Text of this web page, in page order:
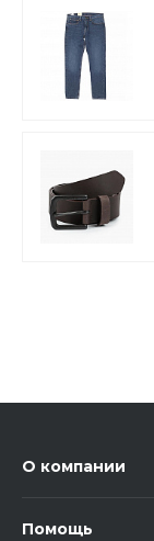
О компании
Помощь